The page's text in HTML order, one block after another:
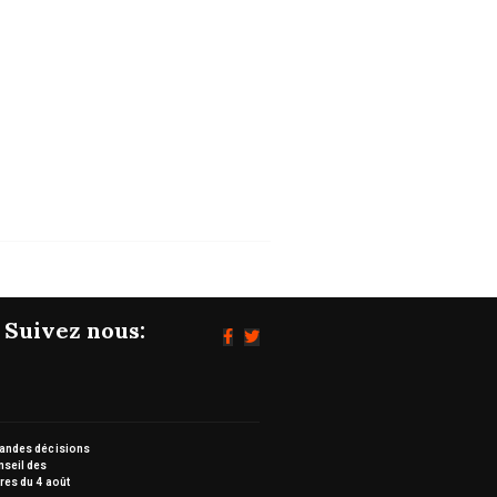
Suivez nous:
décisions
des
du 4 août